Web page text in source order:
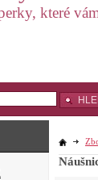
které